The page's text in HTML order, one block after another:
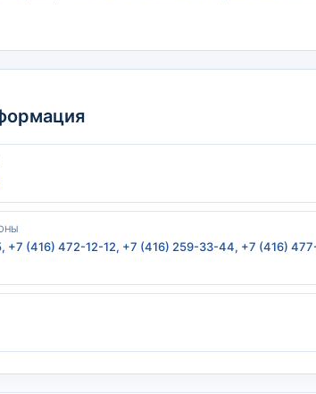
+7 (416) 472-12-12, +7 (416) 259-33-44, +7 (416)